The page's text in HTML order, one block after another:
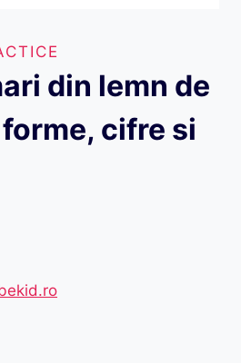
din lemn de
cifre si